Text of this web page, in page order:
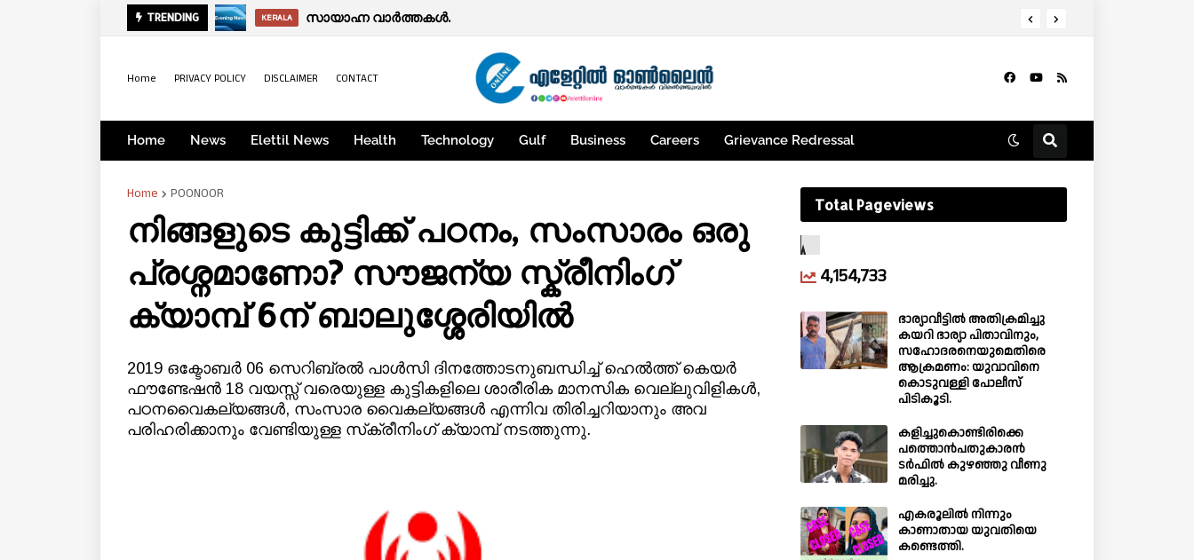
TRENDING KERALA സായാഹ്ന വാര്‍ത്തകള്‍.
KERALA ഫിറ്റ്നസിന് ഇനി 'വിയർക്കും'; വാഹനങ്ങളുടെ ഫിറ്റ്‌നസ് ടെസ്റ്റ് ഡിജിറ്റലാകുന്നു; ഈ മാസം മുതൽ ആരംഭിക്കും
Home PRIVACY POLICY DISCLAIMER CONTACT
Home News Elettil News Health Technology Gulf Business Careers Grievance Redressal
Home POONOOR
നിങ്ങളുടെ കുട്ടിക്ക് പഠനം, സംസാരം ഒരു
പ്രശ്നമാണോ? സൗജന്യ സ്ക്രീനിംഗ്
ക്യാമ്പ് 6ന് ബാലുശ്ശേരിയിൽ
2019 ഒക്ടോബര്‍ 06 സെറിബ്രല്‍ പാള്‍സി ദിനത്തോടനുബന്ധിച്ച് ഹെല്‍ത്ത് കെയര്‍
ഫൗണ്ടേഷന്‍ 18 വയസ്സ് വരെയുള്ള കുട്ടികളിലെ ശാരീരിക മാനസിക വെല്ലുവിളികള്‍,
പഠനവൈകല്യങ്ങള്‍, സംസാര വൈകല്യങ്ങള്‍ എന്നിവ തിരിച്ചറിയാനും അവ
പരിഹരിക്കാനും വേണ്ടിയുള്ള സ്‌ക്രീനിംഗ് ക്യാമ്പ് നടത്തുന്നു.
Total Pageviews
4,154,733
ഭാര്യാവീട്ടിൽ അതിക്രമിച്ചു
കയറി ഭാര്യാ പിതാവിനും,
സഹോദരനെയുമെതിരെ
ആക്രമണം: യുവാവിനെ
കൊടുവള്ളി പോലീസ്
പിടികൂടി.
കളിച്ചുകൊണ്ടിരിക്കെ
പത്തൊൻപതുകാരൻ
ടർഫിൽ കുഴഞ്ഞു വീണു
മരിച്ചു.
എകരൂലിൽ നിന്നും
കാണാതായ യുവതിയെ
കണ്ടെത്തി.